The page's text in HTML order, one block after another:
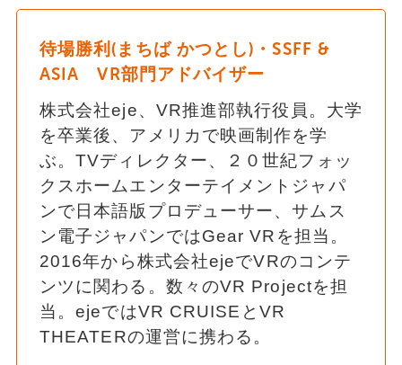
待場勝利(まちば かつとし)・SSFF &
ASIA VR部門アドバイザー
株式会社eje、VR推進部執行役員。大学
を卒業後、アメリカで映画制作を学
ぶ。TVディレクター、２０世紀フォッ
クスホームエンターテイメントジャパ
ンで日本語版プロデューサー、サムス
ン電子ジャパンではGear VRを担当。
2016年から株式会社ejeでVRのコンテ
ンツに関わる。数々のVR Projectを担
当。ejeではVR CRUISEとVR
THEATERの運営に携わる。